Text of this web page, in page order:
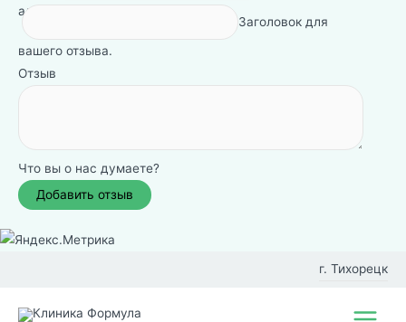
адрес электронной почты?
Заголовок для
вашего отзыва.
Отзыв
Что вы о нас думаете?
г. Тихорецк